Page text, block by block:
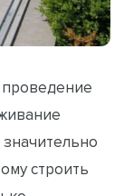
проведение
значительно
строить